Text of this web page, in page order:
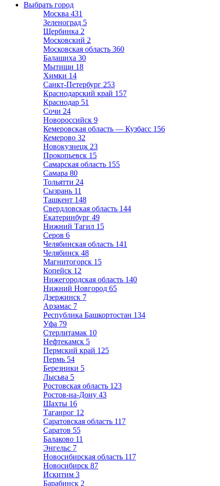
Выбрать город
Москва 431
Зеленоград 5
Щербинка 2
Московский 2
Московская область 360
Балашиха 30
Мытищи 18
Химки 14
Санкт-Петербург 253
Краснодарский край 157
Краснодар 51
Сочи 24
Новороссийск 9
Кемеровская область — Кузбасс 156
Кемерово 32
Новокузнецк 23
Прокопьевск 15
Самарская область 155
Самара 80
Тольятти 24
Сызрань 11
Ташкент 148
Свердловская область 144
Екатеринбург 49
Нижний Тагил 15
Серов 6
Челябинская область 141
Челябинск 48
Магнитогорск 15
Копейск 12
Нижегородская область 140
Нижний Новгород 65
Дзержинск 7
Арзамас 7
Республика Башкортостан 134
Уфа 79
Стерлитамак 10
Нефтекамск 5
Пермский край 125
Пермь 54
Березники 5
Лысьва 5
Ростовская область 123
Ростов-на-Дону 43
Шахты 16
Таганрог 12
Саратовская область 117
Саратов 55
Балаково 11
Энгельс 7
Новосибирская область 117
Новосибирск 87
Искитим 3
Барабинск 2